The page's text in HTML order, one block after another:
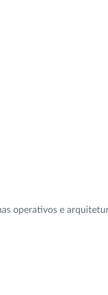
operativos e